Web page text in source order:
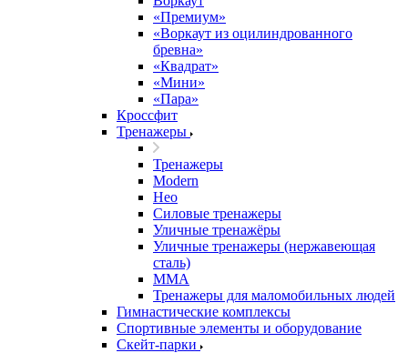
«Премиум»
«Воркаут из оцилиндрованного
бревна»
«Квадрат»
«Мини»
«Пара»
Кроссфит
Тренажеры
Тренажеры
Modern
Нео
Силовые тренажеры
Уличные тренажёры
Уличные тренажеры (нержавеющая
сталь)
ММА
Тренажеры для маломобильных людей
Гимнастические комплексы
Спортивные элементы и оборудование
Скейт-парки